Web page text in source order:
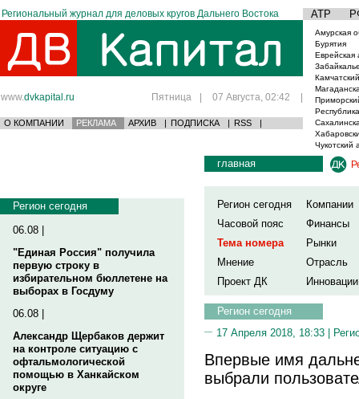
Региональный журнал для деловых кругов Дальнего Востока АТР
www.dvkapital.ru Пятница | 07 Августа, 02:42 |
О КОМПАНИИ РЕКЛАМА АРХИВ | ПОДПИСКА | RSS |
Амурская
Бурятия
Еврейская
Чукотский
Регион сегодня
06.08 |
"Единая Россия" получила
первую строку в
избирательном бюллетене на
выборах в Госдуму
06.08 |
Александр Щербаков держит
на контроле ситуацию с
офтальмологической
помощью в Ханкайском
округе
главная
Регион сегодня
Компании
Часовой пояс
Финансы
Тема номера
Рынки
Мнение
Отрасль
Проект ДК
Инновации
Регион сегодня
17 Апреля 2018, 18:33 |
Впервые имя
выбрали